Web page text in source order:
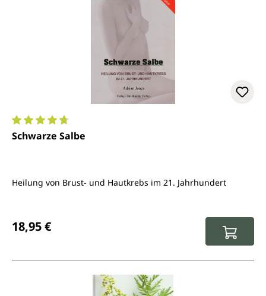
Durchschnittliche Bewertung von 4.7 von 5 Sternen
Schwarze Salbe
Heilung von Brust- und Hautkrebs im 21. Jahrhundert
18,95 €